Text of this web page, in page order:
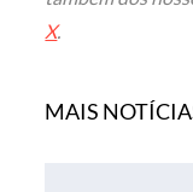
X.
MAIS